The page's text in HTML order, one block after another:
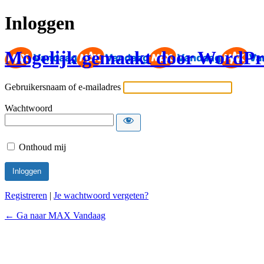
Inloggen
Mogelijk gemaakt door
Gebruikersnaam of e-mailadres
Wachtwoord
Onthoud mij
Registreren | Je wachtwoord vergeten?
← Ga naar MAX Vandaag